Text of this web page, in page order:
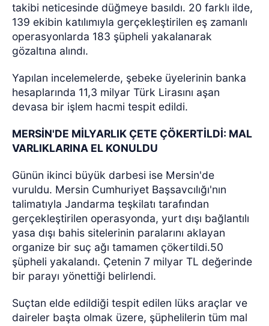
takibi neticesinde düğmeye basıldı. 20 farklı ilde,
139 ekibin katılımıyla gerçekleştirilen eş zamanlı
operasyonlarda 183 şüpheli yakalanarak
gözaltına alındı.
Yapılan incelemelerde, şebeke üyelerinin banka
hesaplarında 11,3 milyar Türk Lirasını aşan
devasa bir işlem hacmi tespit edildi.
MERSİN'DE MİLYARLIK ÇETE ÇÖKERTİLDİ: MAL
VARLIKLARINA EL KONULDU
Günün ikinci büyük darbesi ise Mersin'de
vuruldu. Mersin Cumhuriyet Başsavcılığı'nın
talimatıyla Jandarma teşkilatı tarafından
gerçekleştirilen operasyonda, yurt dışı bağlantılı
yasa dışı bahis sitelerinin paralarını aklayan
organize bir suç ağı tamamen çökertildi.50
şüpheli yakalandı. Çetenin 7 milyar TL değerinde
bir parayı yönettiği belirlendi.
Suçtan elde edildiği tespit edilen lüks araçlar ve
daireler başta olmak üzere, şüphelilerin tüm mal